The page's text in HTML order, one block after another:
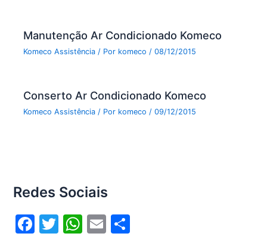
Manutenção Ar Condicionado Komeco
Komeco Assistência / Por komeco /08/12/2015
Conserto Ar Condicionado Komeco
Komeco Assistência / Por komeco/09/12/2015
Redes Sociais
F
T
W E